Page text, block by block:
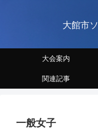
大館市
大会案内
関連記事
一般女子